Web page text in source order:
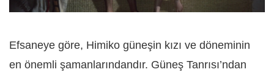
Efsaneye göre, Himiko güneşin kızı ve döneminin
en önemli şamanlarındandır. Güneş Tanrısı’ndan